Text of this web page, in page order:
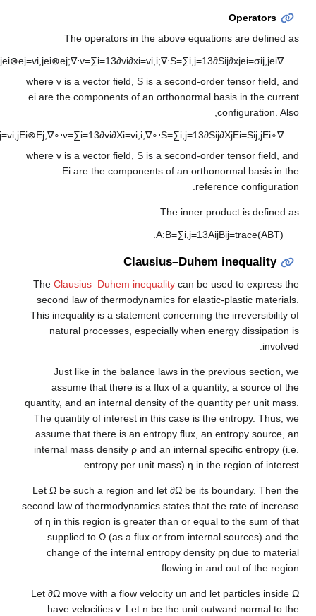
The operators in the above
v=∑i,j=13∂vi∂xjei⊗ej=vi,jei⊗e j;∇⋅v=∑i=13∂vi∂xi=vi,i;∇⋅S =∑i,
.
wherevis a vector field,Sis a second-
eiare the components of an orthonormal
v=∑ i,j=13∂vi∂XjEi⊗Ej=vi,jEi⊗Ej; ∇∘⋅v=∑i=1 3∂vi∂Xi=vi,i;∇∘⋅S =∑i,j=1
wherevis a vector field,Sis a second-
Eiare the components of an
The inner
A:B=∑i,j=
.
Clausius–Duhem
TheClausius–Duhem inequalitycan be
second law of thermodynamics for
This inequality is a statement concerning
natural processes, especially when
Just like in the balance laws in the
assume that there is a flux of a
quantity, and an internal density of the
The quantity of interest in this case is the
assume that there is an entropy flux, an
internal mass densityρand an internal
entropy per unit mass)ηin the
LetΩbe such a region and let∂Ωbe its
second law of thermodynamics states that
ofηin this region is greater than or equal
supplied toΩ(as a flux or from internal
change of the internal entropy density
flowing in
Let ∂Ωmove with a flow velocityunand let
have velocitiesv. Letn be the unit